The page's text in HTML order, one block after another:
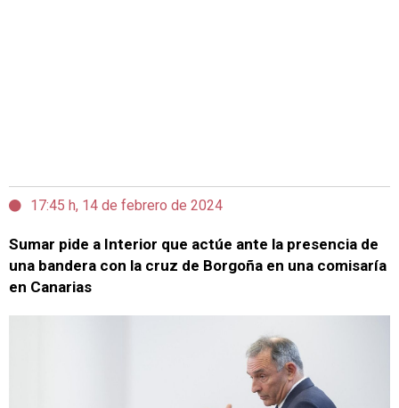
17:45 h, 14 de febrero de 2024
Sumar pide a Interior que actúe ante la presencia de
una bandera con la cruz de Borgoña en una comisaría
en Canarias